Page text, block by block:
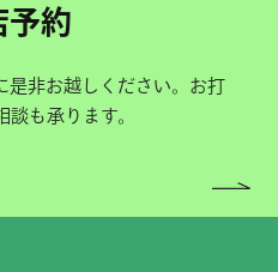
予約
是非お越しください。お打
談も承ります。